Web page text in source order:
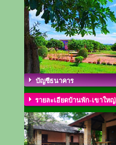
บัญชีธนาคาร
รายละเอียดบ้านพัก-เขาใหญ่